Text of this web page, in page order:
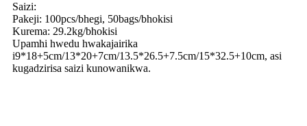
Saizi:
Pakeji: 100pcs/bhegi, 50bags/bhokisi
Kurema: 29.2kg/bhokisi
Upamhi hwedu hwakajairika
i9*18+5cm/13*20+7cm/13.5*26.5+7.5cm/15*32.5+10cm, asi
kugadzirisa saizi kunowanikwa.